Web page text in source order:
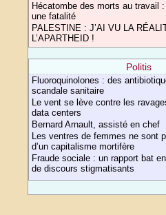
Hécatombe des morts au travail
une fatalité
PALESTINE : J’AI VU LA
L’APARTHEID !
Politis
Fluoroquinolones : des
scandale sanitaire
Le vent se lève contre les
data centers
Bernard Arnault, assisté en chef
Les ventres de femmes ne sont
d’un capitalisme mortifère
Fraude sociale : un rapport bat
de discours stigmatisants